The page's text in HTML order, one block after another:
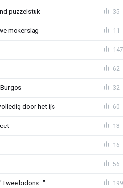
puzzelstuk 35
mokerslag 11
147
62
32
door het ijs 60
13
16
56
bidons..." 199